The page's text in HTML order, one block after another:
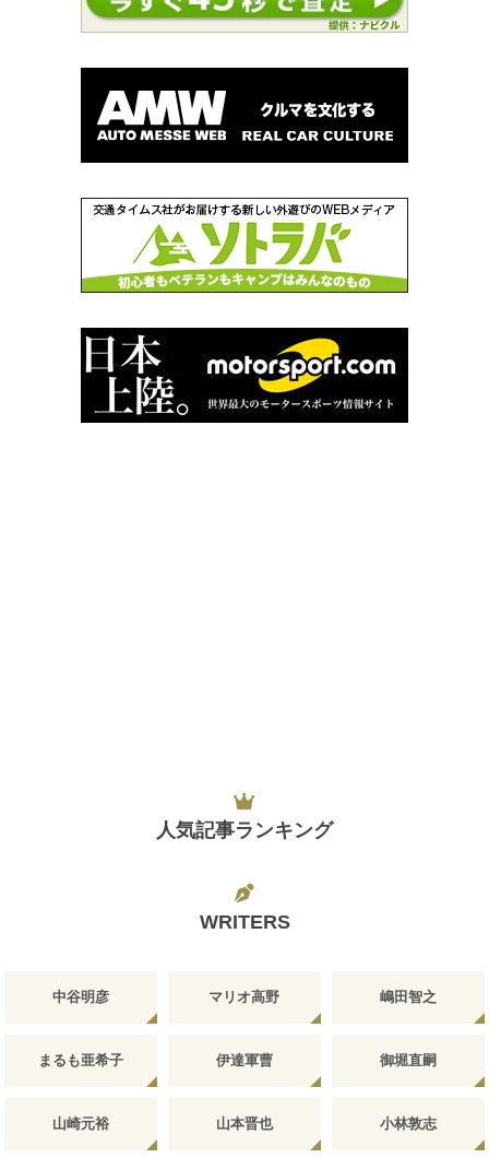
人気記事ランキング
WRITERS
中谷明彦 マリオ高野 嶋田智之
まるも亜希子 伊達軍曹 御堀直嗣
山崎元裕 山本晋也 小林敦志